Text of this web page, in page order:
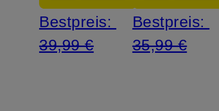
Bestpreis:
39,99 €
Bestpreis:
35,99 €